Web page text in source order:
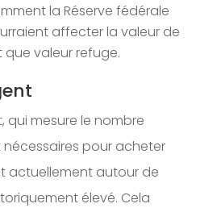
la Réserve fédérale
affecter la valeur de
que valeur refuge.
qui mesure le nombre
nécessaires pour acheter
actuellement autour de
élevé. Cela